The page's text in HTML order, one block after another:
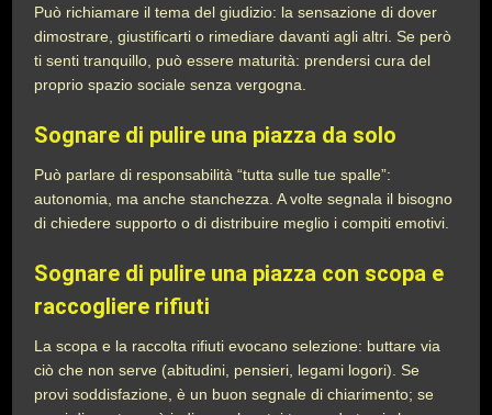
Può richiamare il tema del giudizio: la sensazione di dover
dimostrare, giustificarti o rimediare davanti agli altri. Se però
ti senti tranquillo, può essere maturità: prendersi cura del
proprio spazio sociale senza vergogna.
Sognare di pulire una piazza da solo
Può parlare di responsabilità “tutta sulle tue spalle”:
autonomia, ma anche stanchezza. A volte segnala il bisogno
di chiedere supporto o di distribuire meglio i compiti emotivi.
Sognare di pulire una piazza con scopa e
raccogliere rifiuti
La scopa e la raccolta rifiuti evocano selezione: buttare via
ciò che non serve (abitudini, pensieri, legami logori). Se
provi soddisfazione, è un buon segnale di chiarimento; se